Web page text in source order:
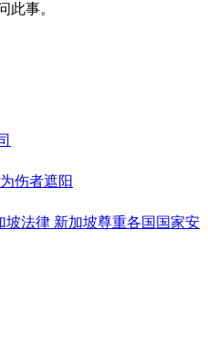
此事。
伤者遮阳
坡法律 新加坡尊重各国国家安